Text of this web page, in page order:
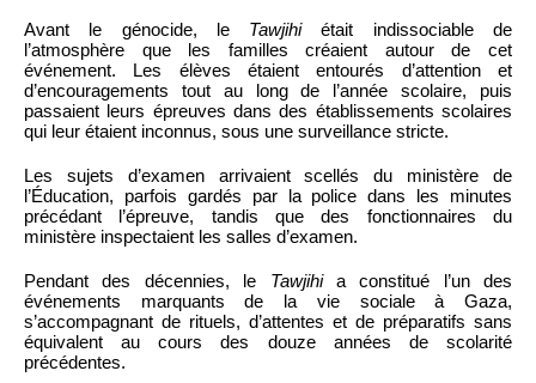
Avant le génocide, le Tawjihiétait indissociable de
l’atmosphère que les familles créaient autour de cet
événement. Les élèves étaient entourés d’attention et
d’encouragements tout au long de l’année scolaire, puis
passaient leurs épreuves dans des établissements scolaires
qui leur étaient inconnus, sous une surveillance stricte.
Les sujets d’examen arrivaient scellés du ministère de
l’Éducation, parfois gardés par la police dans les minutes
précédant l’épreuve, tandis que des fonctionnaires du
ministère inspectaient les salles d’examen.
Pendant des décennies, le Tawjihia constitué l’un des
événements marquants de la vie sociale à Gaza,
s’accompagnant de rituels, d’attentes et de préparatifs sans
équivalent au cours des douze années de scolarité
précédentes.